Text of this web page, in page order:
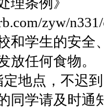
zyw/
和学生的安全
放任何食物。
地点，不迟
同学请及时通